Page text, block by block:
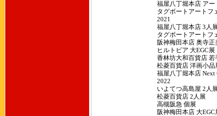
福屋八丁堀本店 アー
タグボートアートフ
2021
福屋八丁堀本店 3人
タグボートアートフ
阪神梅田本店 奥寺正
ヒルトピア 大EGC展
香林坊大和百貨店 若
松菱百貨店 洋画小品
福屋八丁堀本店 Next
2022
いよてつ高島屋 2人
松菱百貨店 2人展
高槻阪急 個展
阪神梅田本店 大EGC